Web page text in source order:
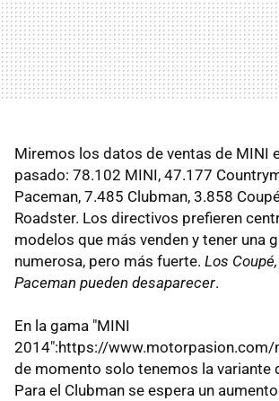
Miremos los datos de ventas de MINI
pasado: 78.102 MINI, 47.177
Paceman, 7.485 Clubman, 3.858
Roadster. Los directivos prefieren
modelos que más venden y tener una
numerosa, pero más fuerte. Los
Paceman pueden desaparecer.
En la gama "MINI
2014":https://
de momento solo tenemos la variante
Para el Clubman se espera un